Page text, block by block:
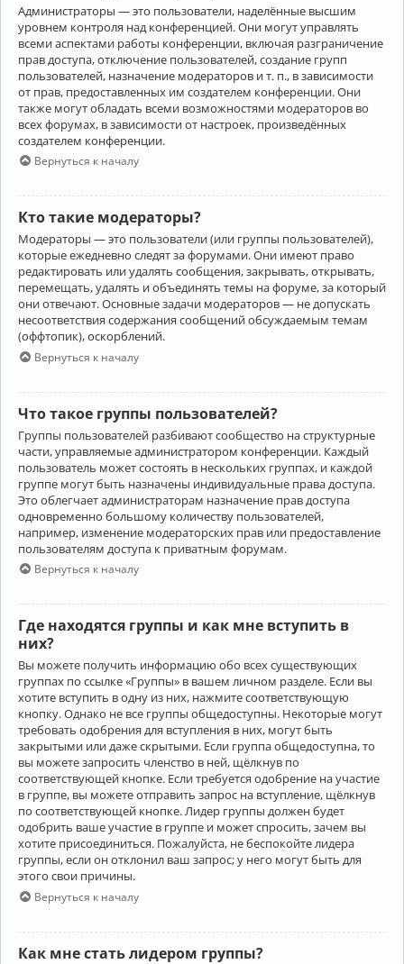
Администраторы — это пользователи, наделённые высшим
уровнем контроля над конференцией. Они могут управлять
всеми аспектами работы конференции, включая разграничение
прав доступа, отключение пользователей, создание групп
пользователей, назначение модераторов и т. п., в зависимости
от прав, предоставленных им создателем конференции. Они
также могут обладать всеми возможностями модераторов во
всех форумах, в зависимости от настроек, произведённых
создателем конференции.
Вернуться к началу
Кто такие модераторы?
Модераторы — это пользователи (или группы пользователей),
которые ежедневно следят за форумами. Они имеют право
редактировать или удалять сообщения, закрывать, открывать,
перемещать, удалять и объединять темы на форуме, за который
они отвечают. Основные задачи модераторов — не допускать
несоответствия содержания сообщений обсуждаемым темам
(оффтопик), оскорблений.
Вернуться к началу
Что такое группы пользователей?
Группы пользователей разбивают сообщество на структурные
части, управляемые администратором конференции. Каждый
пользователь может состоять в нескольких группах, и каждой
группе могут быть назначены индивидуальные права доступа.
Это облегчает администраторам назначение прав доступа
одновременно большому количеству пользователей,
например, изменение модераторских прав или предоставление
пользователям доступа к приватным форумам.
Вернуться к началу
Где находятся группы и как мне вступить в
них?
Вы можете получить информацию обо всех существующих
группах по ссылке «Группы» в вашем личном разделе. Если вы
хотите вступить в одну из них, нажмите соответствующую
кнопку. Однако не все группы общедоступны. Некоторые могут
требовать одобрения для вступления в них, могут быть
закрытыми или даже скрытыми. Если группа общедоступна, то
вы можете запросить членство в ней, щёлкнув по
соответствующей кнопке. Если требуется одобрение на участие
в группе, вы можете отправить запрос на вступление, щёлкнув
по соответствующей кнопке. Лидер группы должен будет
одобрить ваше участие в группе и может спросить, зачем вы
хотите присоединиться. Пожалуйста, не беспокойте лидера
группы, если он отклонил ваш запрос; у него могут быть для
этого свои причины.
Вернуться к началу
Как мне стать лидером группы?